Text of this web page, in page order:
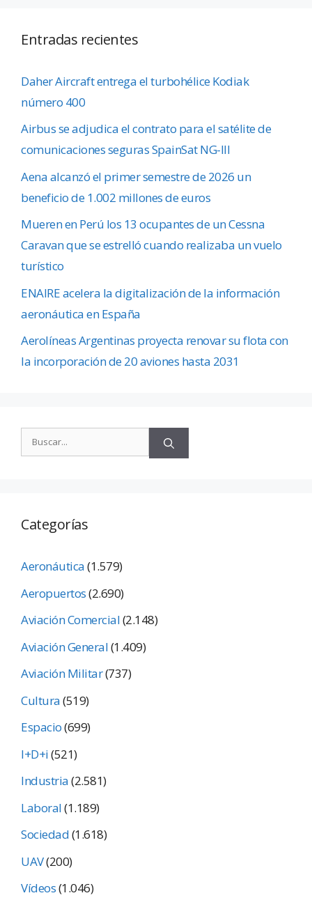
Entradas recientes
Daher Aircraft entrega el turbohélice Kodiak
número 400
Airbus se adjudica el contrato para el satélite de
comunicaciones seguras SpainSat NG-III
Aena alcanzó el primer semestre de 2026 un
beneficio de 1.002 millones de euros
Mueren en Perú los 13 ocupantes de un Cessna
Caravan que se estrelló cuando realizaba un vuelo
turístico
ENAIRE acelera la digitalización de la información
aeronáutica en España
Aerolíneas Argentinas proyecta renovar su flota con
la incorporación de 20 aviones hasta 2031
Categorías
Aeronáutica(1.579)
Aeropuertos(2.690)
Aviación Comercial(2.148)
Aviación General(1.409)
Aviación Militar(737)
Cultura(519)
Espacio(699)
I+D+i(521)
Industria(2.581)
Laboral(1.189)
Sociedad(1.618)
UAV(200)
Vídeos(1.046)